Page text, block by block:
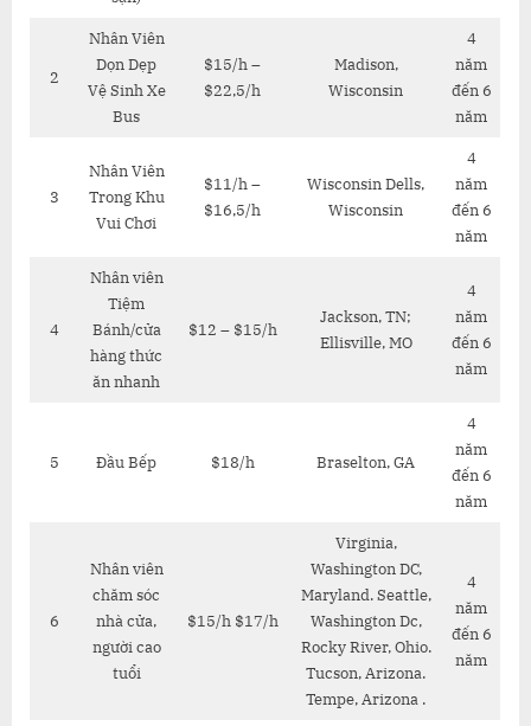
2
Nhân Viên
Dọn Dẹp
Vệ Sinh Xe
Bus
$15/h –
$22,5/h
Madison,
Wisconsin
4
năm
đến 6
năm
3
Nhân Viên
Trong Khu
Vui Chơi
$11/h –
$16,5/h
Wisconsin Dells,
Wisconsin
4
năm
đến 6
năm
4
Nhân viên
Tiệm
Bánh/cửa
hàng thức
ăn nhanh
$12 – $15/h
Jackson, TN;
Ellisville, MO
4
năm
đến 6
năm
5 Đầu Bếp $18/h Braselton, GA
4
năm
đến 6
năm
6
Nhân viên
chăm sóc
nhà cửa,
người cao
tuổi
$15/h $17/h
Virginia,
Washington DC,
Maryland. Seattle,
Washington Dc,
Rocky River, Ohio.
Tucson, Arizona.
Tempe, Arizona .
4
năm
đến 6
năm